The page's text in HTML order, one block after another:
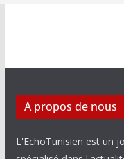
A propos de nous
L'EchoTunisien est un